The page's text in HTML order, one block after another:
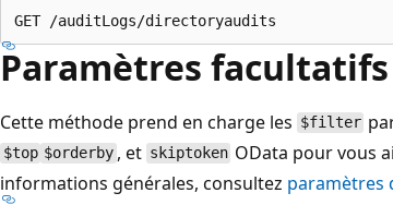
Paramètres
Cette méthode prend en charge les $filter
$top $orderby , et skiptoken OData pour vous
informations générales, consultez paramètres